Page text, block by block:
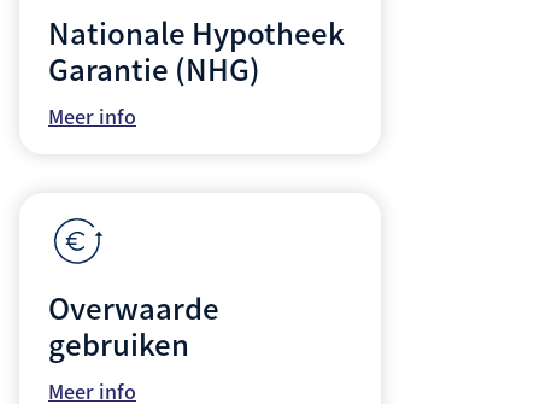
Nationale Hypotheek
Garantie (NHG)
Meer info
Overwaarde
gebruiken
Meer info